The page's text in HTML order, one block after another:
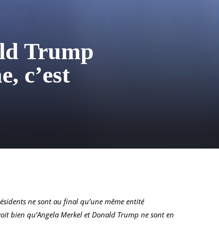
Trump
c’est
ne sont au final qu’une même entité
bien qu’Angela Merkel et Donald Trump ne sont en